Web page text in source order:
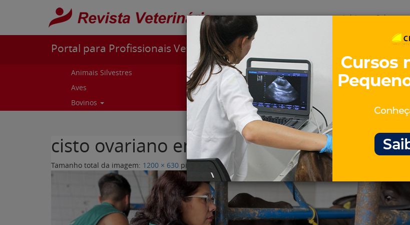
Pular para o conteúdo
Início Sobre
Portal para Profissionais Veterinários
Animais Silvestres
Aves
Bovinos
Caprinos e ovinos
Curiosidades
Cursos e Eventos
Equinos
cisto ovariano em bovinos facebook
Tamanho total da imagem: 1200 × 630 pixels